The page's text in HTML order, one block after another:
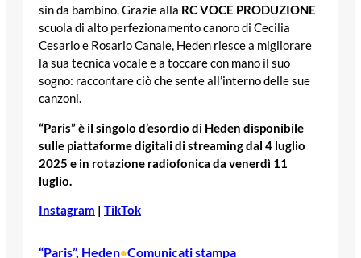
sin da bambino. Grazie alla RC VOCE PRODUZIONE
scuola di alto perfezionamento canoro di Cecilia
Cesario e Rosario Canale, Heden riesce a migliorare
la sua tecnica vocale e a toccare con mano il suo
sogno: raccontare ciò che sente all’interno delle sue
canzoni.
“Paris” è il singolo d’esordio di Heden disponibile
sulle piattaforme digitali di streaming dal 4 luglio
2025 e in rotazione radiofonica da venerdì 11
luglio.
Instagram | TikTok
“Paris”, Heden•Comunicati stampa